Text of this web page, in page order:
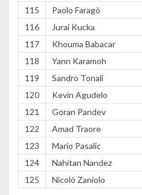
115
Paolo Faragò
116
Jurai Kucka
117
Khouma Babacar
118
Yann Karamoh
119
Sandro Tonali
120
Kevin Agudelo
121
Goran Pandev
122
Amad Traore
123
Mario Pasalic
124
Nahitan Nandez
125
Nicolò Zaniolo